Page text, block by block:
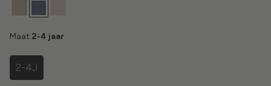
Maat:2-4 jaar
2-4J